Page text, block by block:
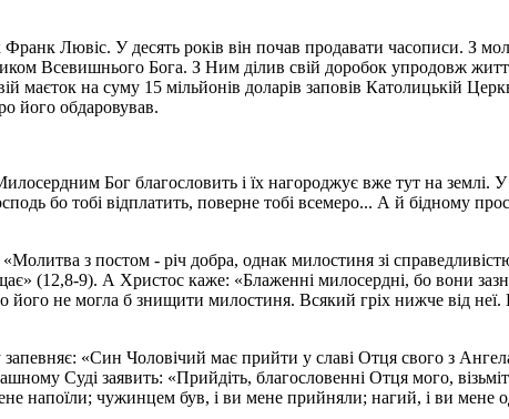
Лювіс. У десять років він почав продавати часописи. З
Всевишнього Бога. З Ним ділив свій доробок упродовж
на суму 15 мільйонів доларів заповів Католицькій
його обдаровував.
Бог благословить і їх нагороджує вже тут на землі.
бо тобі відплатить, поверне тобі всемеро... А й бідному
з постом - річ добра, однак милостиня зі
(12,8-9). А Христос каже: «Блаженні милосердні, бо вони
не могла б знищити милостиня. Всякий гріх нижче від
«Син Чоловічий має прийти у славі Отця свого з
Суді заявить: «Прийдіть, благословенні Отця мого,
напоїли; чужинцем був, і ви мене прийняли; нагий, і ви мене